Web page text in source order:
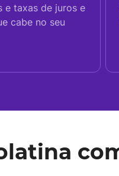
e taxas de juros e
cabe no seu